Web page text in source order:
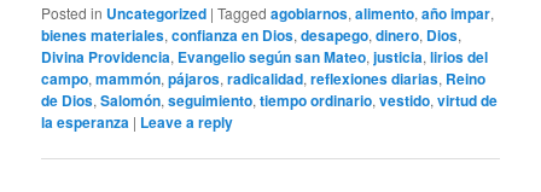
Posted in Uncategorized |Tagged agobiarnos,alimento,año impar,
bienes materiales,confianza en Dios,desapego,dinero, Dios,
Divina Providencia, Evangelio según san Mateo,justicia,lirios del
campo,mammón,pájaros,radicalidad,reflexiones diarias, Reino
de Dios,Salomón,seguimiento,tiempo ordinario,vestido,virtud de
la esperanza | Leave a reply